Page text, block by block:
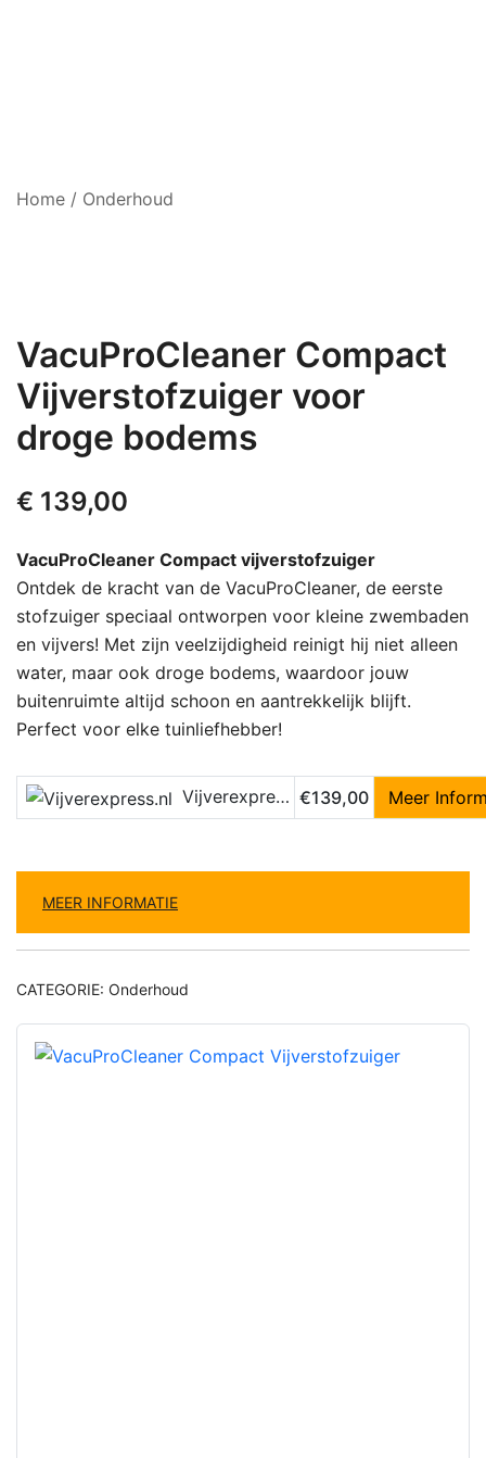
Home / Onderhoud
VacuProCleaner Compact
Vijverstofzuiger voor
droge bodems
€ 139,00
VacuProCleaner Compact vijverstofzuiger
Ontdek de kracht van de VacuProCleaner, de eerste
stofzuiger speciaal ontworpen voor kleine zwembaden
en vijvers! Met zijn veelzijdigheid reinigt hij niet alleen
water, maar ook droge bodems, waardoor jouw
buitenruimte altijd schoon en aantrekkelijk blijft.
Perfect voor elke tuinliefhebber!
Vijverexpress.nl €139,00 Meer
MEER INFORMATIE
CATEGORIE: Onderhoud